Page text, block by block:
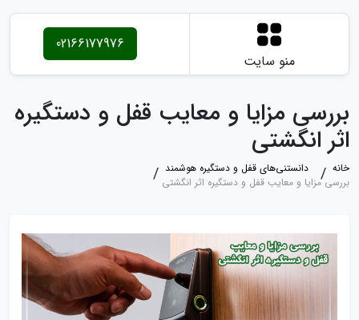
منو سایت
02166177976
بررسی مزایا و معایب قفل و دستگیره
اثر انگشتی
خانه
دانستنی‌های قفل و دستگیره هوشمند
بررسی مزایا و معایب قفل و دستگیره اثر انگشتی